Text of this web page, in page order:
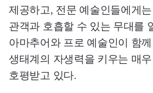
제공하고, 전문 예술인들에게
관객과 호흡할 수 있는 무대를
아마추어와 프로 예술인이 함
생태계의 자생력을 키우는 매
호평받고 있다.